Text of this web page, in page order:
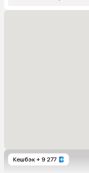
Кешбэк + 9 277